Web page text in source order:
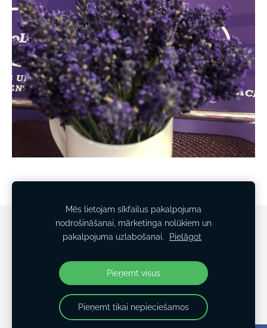
Sīkdatnes
Veidots arMozello- labo mājas lapu ģeneratoru.
Mēs lietojam sīkfailus pakalpojuma
nodrošināšanai, mārketinga nolūkiem un
pakalpojuma uzlabošanai.
Pielāgot
Pieņemt visus
Pieņemt tikai nepieciešamos